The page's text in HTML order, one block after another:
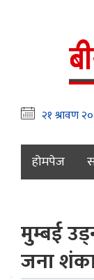
होमपेज
मुम्बई
जना